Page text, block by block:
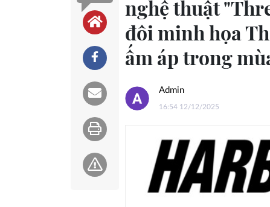
nghệ thuật
đôi minh họa
ấm áp trong
Admin
16:54 12/12/2025